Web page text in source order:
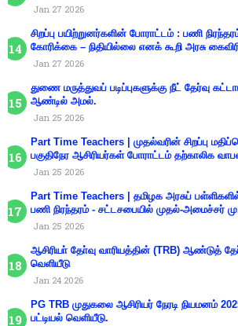
Jan 27 2026
சிறப்பு பயிற்றுனர்களின் போராட்டம் : பணி
கோரிக்கை – நிதியில்லை எனக் கூறி அரசு
Jan 27 2026
துணை மருத்துவப் படிப்புகளுக்கு நீட் தேர்வு
ஆண்டில் அமல்.
Jan 25 2026
Part Time Teachers | முதல்வரின் சிறப்பு
பகுதிநேர ஆசிரியர்கள் போராட்டம் தற்காலிக
Jan 25 2026
Part Time Teachers | தமிழக அரசுப்
பணி நிரந்தரம் - சட்டசபையில் முதல்-அமைச்சர்
Jan 25 2026
ஆசிரியா் தோ்வு வாரியத்தின் (TRB) ஆண்டுத்
வெளியீடு
Jan 24 2026
PG TRB முதுகலை ஆசிரியர் நேரடி நியமனம்
பட்டியல் வெளியீடு.